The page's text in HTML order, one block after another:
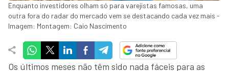
Enquanto investidores olham só para varejistas famosas, uma
outra fora do radar do mercado vem se destacando cada vez mais -
Imagem: Montagem: Caio Nascimento
Os últimos meses não têm sido nada fáceis para as